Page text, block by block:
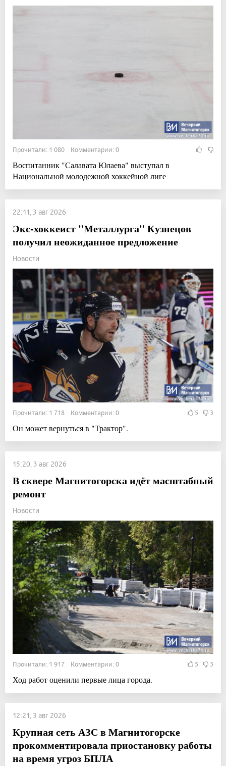
Прочитали: 1 080 Комментарии: 0
Воспитанник "Салавата Юлаева" выступал в
Национальной молодежной хоккейной лиге
22:11, 3 авг 2026
Экс-хоккеист "Металлурга" Кузнецов
получил неожиданное предложение
Новости
Прочитали: 1 718 Комментарии: 0 5 3
Он может вернуться в "Трактор".
15:20, 3 авг 2026
В сквере Магнитогорска идёт масштабный
ремонт
Новости
Прочитали: 1 917 Комментарии: 0 5 3
Ход работ оценили первые лица города.
12:21, 3 авг 2026
Крупная сеть АЗС в Магнитогорске
прокомментировала приостановку работы
на время угроз БПЛА